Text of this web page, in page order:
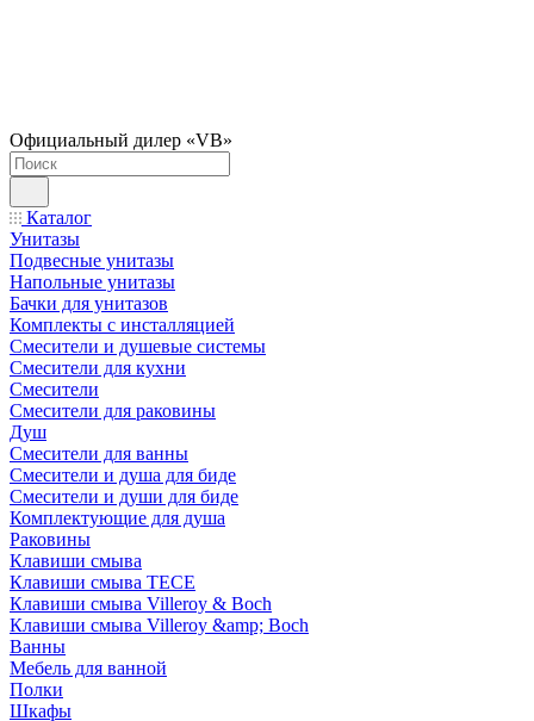
Официальный дилер «VB»
Каталог
Унитазы
Подвесные унитазы
Напольные унитазы
Бачки для унитазов
Комплекты с инсталляцией
Смесители и душевые системы
Смесители для кухни
Смесители
Смесители для раковины
Душ
Смесители для ванны
Смесители и душа для биде
Смесители и души для биде
Комплектующие для душа
Раковины
Клавиши смыва
Клавиши смыва TECE
Клавиши смыва Villeroy & Boch
Клавиши смыва Villeroy &amp; Boch
Ванны
Мебель для ванной
Полки
Шкафы